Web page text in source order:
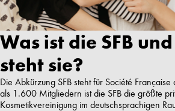
Was ist die SFB
steht sie?
Die Abkürzung SFB steht für Société
als 1.600 Mitgliedern ist die SFB die größte
Kosmetikvereinigung im deutschsprachigen